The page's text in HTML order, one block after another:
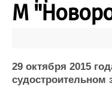
Образование
Яхты и катера
Еще
Пульс
Новости
М
29 октября 2015
судостроительном